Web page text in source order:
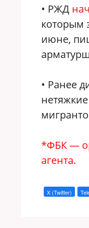
• РЖД
которым
июне,
• Ранее
*ФБК —
агента.
X (Twitter)